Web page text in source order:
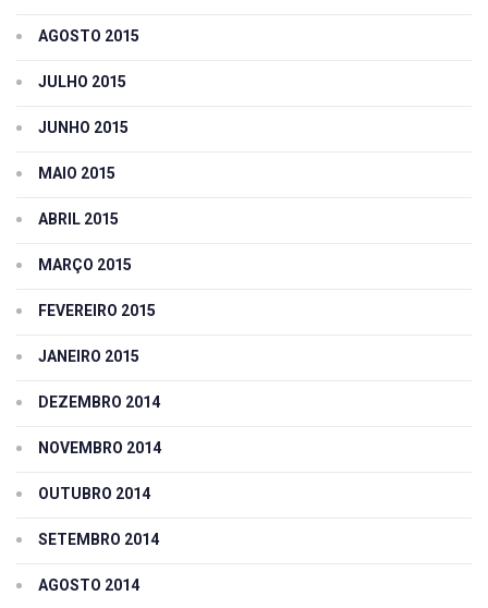
AGOSTO 2015
JULHO 2015
JUNHO 2015
MAIO 2015
ABRIL 2015
MARÇO 2015
FEVEREIRO 2015
JANEIRO 2015
DEZEMBRO 2014
NOVEMBRO 2014
OUTUBRO 2014
SETEMBRO 2014
AGOSTO 2014